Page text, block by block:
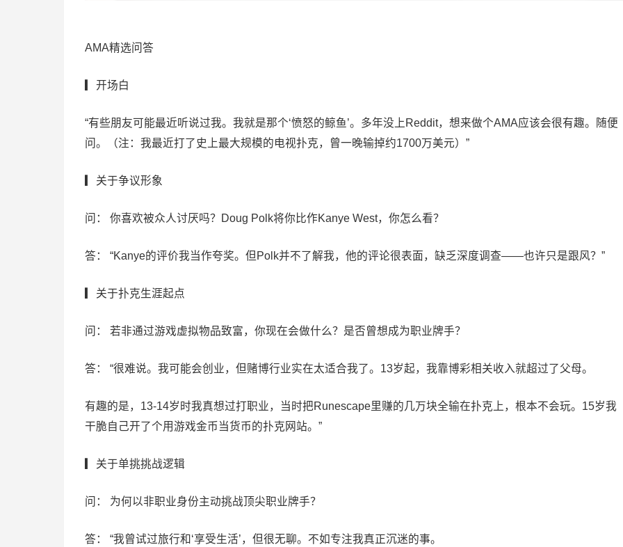
AMA精选问答
▎开场白
“有些朋友可能最近听说过我。我就是那个‘愤怒的鲸鱼’。多年没上Reddit，想来做个AMA应该会很有趣。随便
问。（注：我最近打了史上最大规模的电视扑克，曾一晚输掉约1700万美元）”
▎关于争议形象
问： 你喜欢被众人讨厌吗？Doug Polk将你比作Kanye West，你怎么看？
答： “Kanye的评价我当作夸奖。但Polk并不了解我，他的评论很表面，缺乏深度调查——也许只是跟风？”
▎关于扑克生涯起点
问： 若非通过游戏虚拟物品致富，你现在会做什么？是否曾想成为职业牌手？
答： “很难说。我可能会创业，但赌博行业实在太适合我了。13岁起，我靠博彩相关收入就超过了父母。
有趣的是，13-14岁时我真想过打职业，当时把Runescape里赚的几万块全输在扑克上，根本不会玩。15岁我
干脆自己开了个用游戏金币当货币的扑克网站。”
▎关于单挑挑战逻辑
问： 为何以非职业身份主动挑战顶尖职业牌手？
答： “我曾试过旅行和‘享受生活’，但很无聊。不如专注我真正沉迷的事。